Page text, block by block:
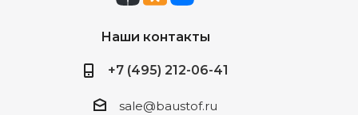
Наши контакты
+7 (495) 212-06-41
sale@baustof.ru